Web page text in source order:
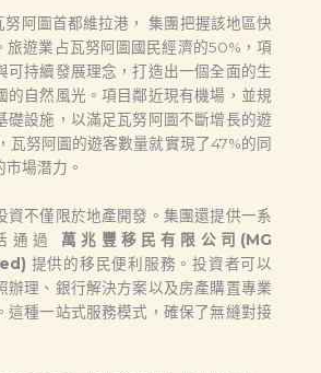
阿圖首都維拉港， 集團把握該地區快
旅遊業占瓦努阿圖國民經濟的50%，項
可持續發展理念，打造出一個全面的生
的自然風光。項目鄰近現有機場，並規
礎設施，以滿足瓦努阿圖不斷增長的遊
瓦努阿圖的遊客數量就實現了47%的同
場潛力。
資不僅限於地產開發。集團還提供一系
通過 萬兆豐移民有限公司(MG
提供的移民便利服務。投資者可以
辦理、銀行解決方案以及房產購置專業
這種一站式服務模式，確保了無縫對接